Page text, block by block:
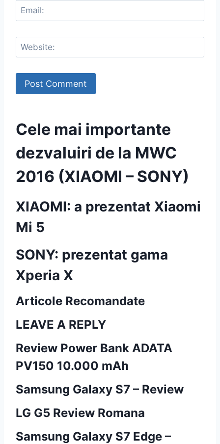
Cele mai importante
dezvaluiri de la MWC
2016 (XIAOMI – SONY)
XIAOMI: a prezentat Xiaomi
Mi 5
SONY: prezentat gama
Xperia X
Articole Recomandate
LEAVE A REPLY
Review Power Bank ADATA
PV150 10.000 mAh
Samsung Galaxy S7 – Review
LG G5 Review Romana
Samsung Galaxy S7 Edge –